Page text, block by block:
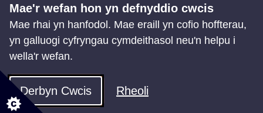
Hygyrchedd Telerau ac Amodau
Preifatrwydd
Cysylltu â ni
Chwillio Map o'r Wefan
© Cyngor Castell-nedd Port Talbot
Mae'r wefan hon yn defnyddio cwcis
Mae rhai yn hanfodol. Mae eraill yn cofio hoffterau,
yn galluogi cyfryngau cymdeithasol neu'n helpu i
wella'r wefan.
Derbyn Cwcis Rheoli